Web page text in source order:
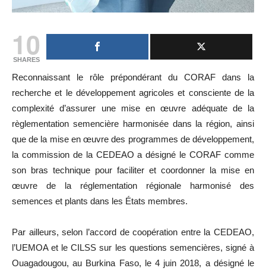
10
SHARES
Reconnaissant le rôle prépondérant du CORAF dans la
recherche et le développement agricoles et consciente de la
complexité d’assurer une mise en œuvre adéquate de la
règlementation semencière harmonisée dans la région, ainsi
que de la mise en œuvre des programmes de développement,
la commission de la CEDEAO a désigné le CORAF comme
son bras technique pour faciliter et coordonner la mise en
œuvre de la réglementation régionale harmonisé des
semences et plants dans les États membres.
Par ailleurs, selon l’accord de coopération entre la CEDEAO,
l’UEMOA et le CILSS sur les questions semencières, signé à
Ouagadougou, au Burkina Faso, le 4 juin 2018, a désigné le